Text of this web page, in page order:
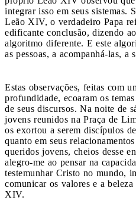
integrar isso em seus sistemas.
Leão XIV, o verdadeiro Papa
edificante conclusão, dizendo
algoritmo diferente. E este
as pessoas, a acompanhá-las, a
Estas observações, feitas com
profundidade, ecoaram os
de seus discursos. Na noite de
jovens reunidos na Praça de
os exortou a serem discípulos
quanto em seus
queridos jovens, cheios desse
alegro-me ao pensar na
testemunhar Cristo no mundo,
comunicar os valores e a
XIV.